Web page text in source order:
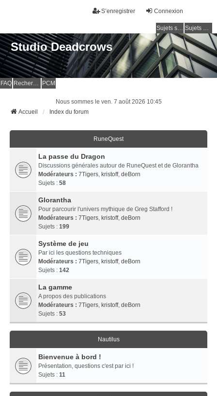
Connexion
S’enregistrer
Sujets sans réponse Sujets actifs
Studio Deadcrows
FAQ Rechercher PCM
Nous sommes le ven. 7 août 2026 10:45
Accueil
Index du forum
RuneQuest
La passe du Dragon
Discussions générales autour de RuneQuest et de Glorantha
Modérateurs : 7Tigers, kristoff, deBorn
Sujets : 58
Glorantha
Pour parcourir l'univers mythique de Greg Stafford !
Modérateurs : 7Tigers, kristoff, deBorn
Sujets : 199
Système de jeu
Par ici les questions techniques
Modérateurs : 7Tigers, kristoff, deBorn
Sujets : 142
La gamme
A propos des publications
Modérateurs : 7Tigers, kristoff, deBorn
Sujets : 53
Nautilus
Bienvenue à bord !
Présentation, questions c'est par ici !
Sujets : 11